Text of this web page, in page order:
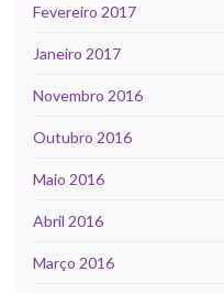
Fevereiro 2017
Janeiro 2017
Novembro 2016
Outubro 2016
Maio 2016
Abril 2016
Março 2016